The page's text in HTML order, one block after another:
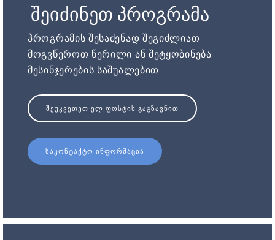
შეიძინეთ პროგრამა
პროგრამის შესაძენად შეგიძლიათ
მოგვწეროთ წერილი ან შეტყობინება
მესინჯერების საშუალებით
ᲨᲔᲣᲙᲕᲔᲗᲔᲗ ᲔᲚ.ᲤᲝᲡᲢᲘᲡ ᲒᲐᲒᲖᲐᲕᲜᲘᲗ
ᲡᲐᲙᲝᲜᲢᲐᲥᲢᲝ ᲘᲜᲤᲝᲠᲛᲐᲪᲘᲐ